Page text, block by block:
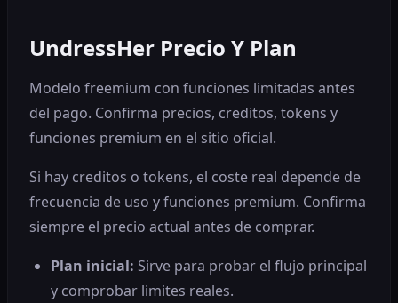
UndressHer Precio Y Plan
Modelo freemium con funciones limitadas antes
del pago. Confirma precios, creditos, tokens y
funciones premium en el sitio oficial.
Si hay creditos o tokens, el coste real depende de
frecuencia de uso y funciones premium. Confirma
siempre el precio actual antes de comprar.
Plan inicial: Sirve para probar el flujo principal
y comprobar limites reales.